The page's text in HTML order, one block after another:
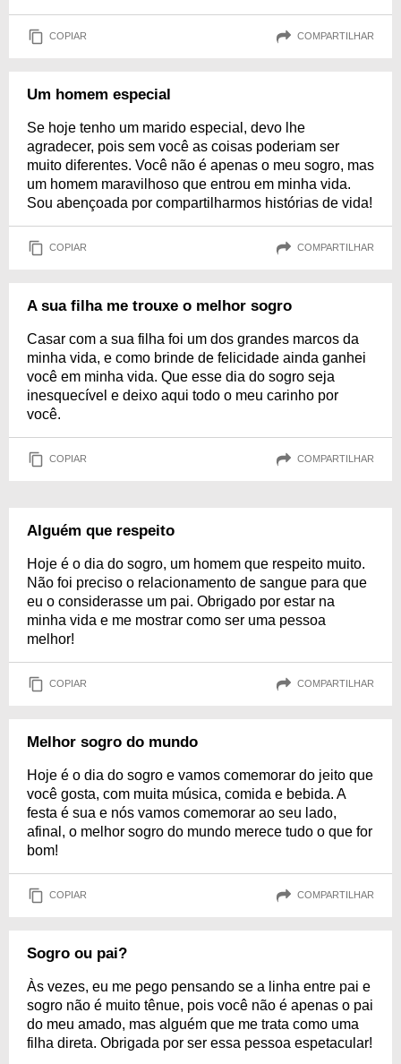
COPIAR COMPARTILHAR
Um homem especial
Se hoje tenho um marido especial, devo lhe
agradecer, pois sem você as coisas poderiam ser
muito diferentes. Você não é apenas o meu sogro, mas
um homem maravilhoso que entrou em minha vida.
Sou abençoada por compartilharmos histórias de vida!
COPIAR COMPARTILHAR
A sua filha me trouxe o melhor sogro
Casar com a sua filha foi um dos grandes marcos da
minha vida, e como brinde de felicidade ainda ganhei
você em minha vida. Que esse dia do sogro seja
inesquecível e deixo aqui todo o meu carinho por
você.
COPIAR COMPARTILHAR
Alguém que respeito
Hoje é o dia do sogro, um homem que respeito muito.
Não foi preciso o relacionamento de sangue para que
eu o considerasse um pai. Obrigado por estar na
minha vida e me mostrar como ser uma pessoa
melhor!
COPIAR COMPARTILHAR
Melhor sogro do mundo
Hoje é o dia do sogro e vamos comemorar do jeito que
você gosta, com muita música, comida e bebida. A
festa é sua e nós vamos comemorar ao seu lado,
afinal, o melhor sogro do mundo merece tudo o que for
bom!
COPIAR COMPARTILHAR
Sogro ou pai?
Às vezes, eu me pego pensando se a linha entre pai e
sogro não é muito tênue, pois você não é apenas o pai
do meu amado, mas alguém que me trata como uma
filha direta. Obrigada por ser essa pessoa espetacular!